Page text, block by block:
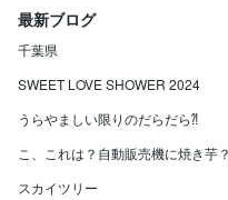
最新ブログ
千葉県
SWEET LOVE SHOWER 2024
うらやましい限りのだらだら⁈
こ、これは？自動販売機に焼き芋
スカイツリー